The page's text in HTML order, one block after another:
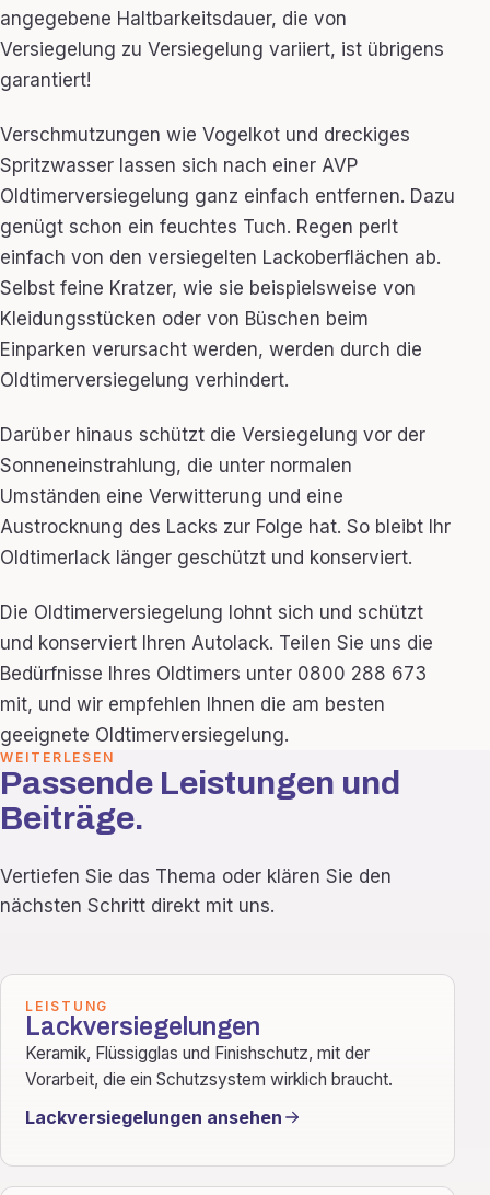
angegebene Haltbarkeitsdauer, die von
Versiegelung zu Versiegelung variiert, ist übrigens
garantiert!
Verschmutzungen wie Vogelkot und dreckiges
Spritzwasser lassen sich nach einer AVP
Oldtimerversiegelung ganz einfach entfernen. Dazu
genügt schon ein feuchtes Tuch. Regen perlt
einfach von den versiegelten Lackoberflächen ab.
Selbst feine Kratzer, wie sie beispielsweise von
Kleidungsstücken oder von Büschen beim
Einparken verursacht werden, werden durch die
Oldtimerversiegelung verhindert.
Darüber hinaus schützt die Versiegelung vor der
Sonneneinstrahlung, die unter normalen
Umständen eine Verwitterung und eine
Austrocknung des Lacks zur Folge hat. So bleibt Ihr
Oldtimerlack länger geschützt und konserviert.
Die Oldtimerversiegelung lohnt sich und schützt
und konserviert Ihren Autolack. Teilen Sie uns die
Bedürfnisse Ihres Oldtimers unter 0800 288 673
mit, und wir empfehlen Ihnen die am besten
geeignete Oldtimerversiegelung.
WEITERLESEN
Passende Leistungen und
Beiträge.
Vertiefen Sie das Thema oder klären Sie den
nächsten Schritt direkt mit uns.
LEISTUNG
Lackversiegelungen
Keramik, Flüssigglas und Finishschutz, mit der
Vorarbeit, die ein Schutzsystem wirklich braucht.
Lackversiegelungen ansehen